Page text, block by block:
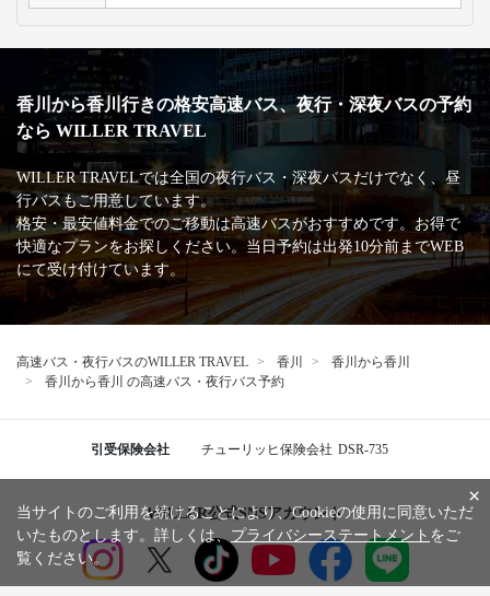
香川から香川行きの格安高速バス、夜行・深夜バスの予約
なら WILLER TRAVEL
WILLER TRAVELでは全国の夜行バス・深夜バスだけでなく、昼
行バスもご用意しています。
格安・最安値料金でのご移動は高速バスがおすすめです。お得で
快適なプランをお探しください。当日予約は出発10分前までWEB
にて受け付けています。
高速バス・夜行バスのWILLER TRAVEL 香川
香川から香川
香川から香川 の高速バス・夜行バス予約
引受保険会社 チューリッヒ保険会社 DSR-735
WILLER公式SNSアカウント
×
当サイトのご利用を続けることにより、Cookieの使用に同意いただ
いたものとします。詳しくは、 プライバシーステートメント をご
覧ください。